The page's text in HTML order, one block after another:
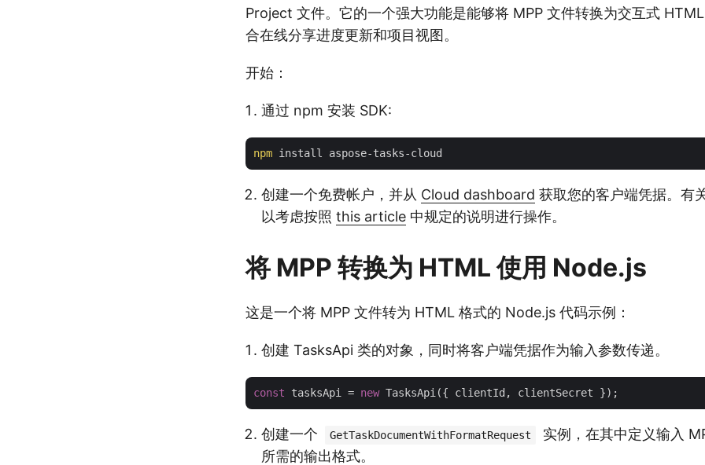
Project 文件。它的一个强大功能是能够将 MPP 文件转换为交互式
合在线分享进度更新和项目视图。
开始：
通过 npm 安装 SDK:
npm
创建一个免费帐户，并从 Cloud dashboard 获取您的客户端凭据。有
以考虑按照 this article 中规定的说明进行操作。
将 MPP 转换为 HTML 使用 Node.js
这是一个将 MPP 文件转为 HTML 格式的 Node.js 代码示例：
创建 TasksApi 类的对象，同时将客户端凭据作为输入参数传递。
const tasksApi = new
创建一个 GetTaskDocumentWithFormatRequest
实例，在其中定义输入
所需的输出格式。